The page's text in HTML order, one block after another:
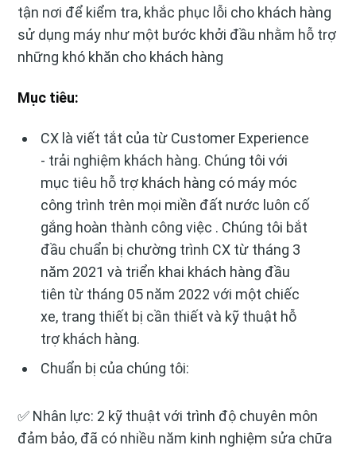
tận nơi để kiểm tra, khắc phục lỗi cho khách hàng
sử dụng máy như một bước khởi đầu nhằm hỗ trợ
những khó khăn cho khách hàng
Mục tiêu:
CX là viết tắt của từ Customer Experience
- trải nghiệm khách hàng. Chúng tôi với
mục tiêu hỗ trợ khách hàng có máy móc
công trình trên mọi miền đất nước luôn cố
gắng hoàn thành công việc . Chúng tôi bắt
đầu chuẩn bị chường trình CX từ tháng 3
năm 2021 và triển khai khách hàng đầu
tiên từ tháng 05 năm 2022 với một chiếc
xe, trang thiết bị cần thiết và kỹ thuật hỗ
trợ khách hàng.
Chuẩn bị của chúng tôi:
✅ Nhân lực: 2 kỹ thuật với trình độ chuyên môn
đảm bảo, đã có nhiều năm kinh nghiệm sửa chữa